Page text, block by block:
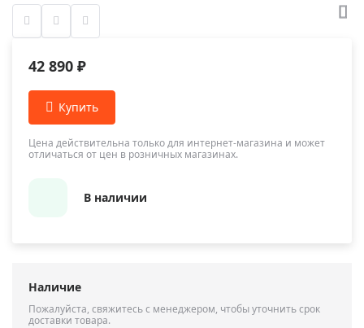
42 890 ₽
Цена действительна только для интернет-магазина и может
отличаться от цен в розничных магазинах.
В наличии
Наличие
Пожалуйста, свяжитесь с менеджером, чтобы уточнить срок
доставки товара.